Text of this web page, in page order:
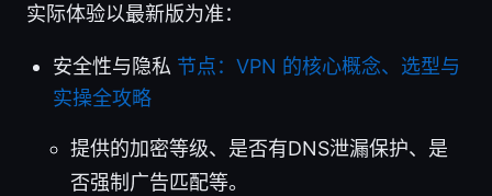
实际体验以最新版为准：
安全性与隐私 节点：VPN 的核心概念、选型与
实操全攻略
提供的加密等级、是否有DNS泄漏保护、是
否强制广告匹配等。